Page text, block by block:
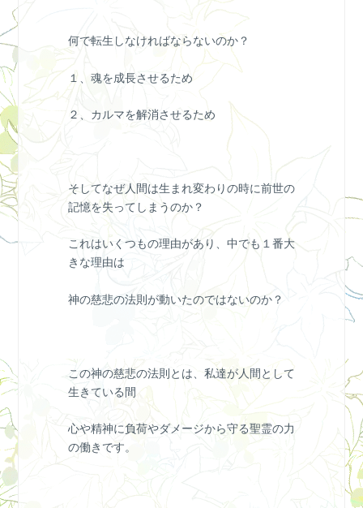
何で転生しなければならないのか？
１、魂を成長させるため
２、カルマを解消させるため
そしてなぜ人間は生まれ変わりの時に前世の
記憶を失ってしまうのか？
これはいくつもの理由があり、中でも１番大
きな理由は
神の慈悲の法則が動いたのではないのか？
この神の慈悲の法則とは、私達が人間として
生きている間
心や精神に負荷やダメージから守る聖霊の力
の働きです。